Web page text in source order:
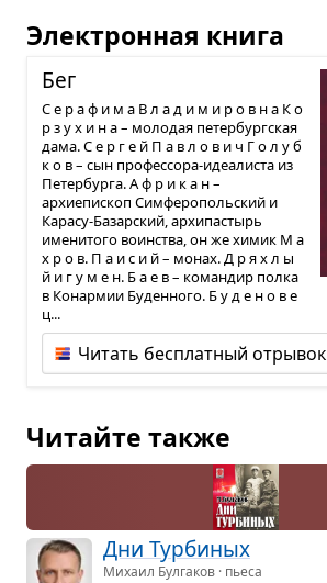
Электронная книга
Бег
С е р а ф и м а В л а д и м и р о в н а К о
р з у х и н а – молодая петербургская
дама. С е р г е й П а в л о в и ч Г о л у б
к о в – сын профессора-идеалиста из
Петербурга. А ф р и к а н –
архиепископ Симферопольский и
Карасу-Базарский, архипастырь
именитого воинства, он же химик М а
х р о в. П а и с и й – монах. Д р я х л ы
й и г у м е н. Б а е в – командир полка
в Конармии Буденного. Б у д е н о в е
ц...
Читать бесплатный отрывок
Читайте также
Дни Тур­би­ных
Михаил Булгаков · пьеса